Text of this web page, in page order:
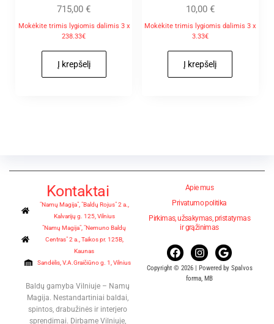
715,00€
Mokėkite trimis lygiomis dalimis 3 x
238.33€
Į krepšelį
10,00 €
Mokėkite trimis lygiomis dalimis 3 x
3.33€
Į krepšelį
Kontaktai
"Namų Magija", "Baldų Rojus" 2 a.,
Kalvarijų g. 125, Vilnius
"Namų Magija", "Nemuno Baldų
Centras" 2 a., Taikos pr. 125B,
Kaunas
Sandėlis, V.A.Graičiūno g. 1, Vilnius
Baldų gamyba Vilniuje – Namų
Magija. Nestandartiniai baldai,
spintos, drabužinės ir interjero
sprendimai. Dirbame Vilniuje,
Apie mus
Privatumo politika
Pirkimas, užsakymas, pristatymas
ir grąžinimas
Copyright © 2026 | Powered by Spalvos
forma, MB